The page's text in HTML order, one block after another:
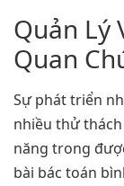
Quản Lý
Quan
Sự phát triển
nhiều thử
năng trong
bài bác toán